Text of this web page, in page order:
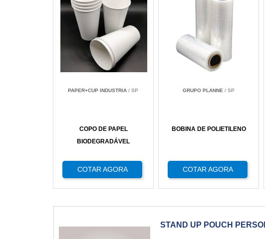
PAPER+CUP INDUSTRIA / SP
COPO DE PAPEL
BIODEGRADÁVEL
COTAR AGORA
GRUPO PLANNE/ SP
BOBINA DE POLIETILENO
COTAR AGORA
STAND UP POUCH